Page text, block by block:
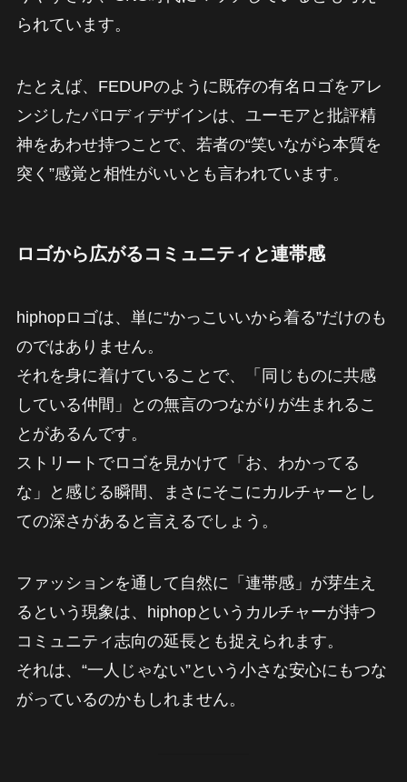
られています。
たとえば、FEDUPのように既存の有名ロゴをアレ
ンジしたパロディデザインは、ユーモアと批評精
神をあわせ持つことで、若者の“笑いながら本質を
突く”感覚と相性がいいとも言われています。
ロゴから広がるコミュニティと連帯感
hiphopロゴは、単に“かっこいいから着る”だけのも
のではありません。
それを身に着けていることで、「同じものに共感
している仲間」との無言のつながりが生まれるこ
とがあるんです。
ストリートでロゴを見かけて「お、わかってる
な」と感じる瞬間、まさにそこにカルチャーとし
ての深さがあると言えるでしょう。
ファッションを通して自然に「連帯感」が芽生え
るという現象は、hiphopというカルチャーが持つ
コミュニティ志向の延長とも捉えられます。
それは、“一人じゃない”という小さな安心にもつな
がっているのかもしれません。